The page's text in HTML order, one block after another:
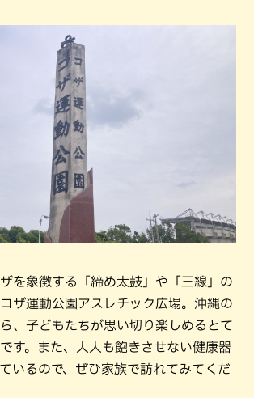
を象徴する「締め太鼓」や「三線」の
ザ運動公園アスレチック広場。沖縄の
、子どもたちが思い切り楽しめるとて
す。また、大人も飽きさせない健康器
いるので、ぜひ家族で訪れてみてくだ